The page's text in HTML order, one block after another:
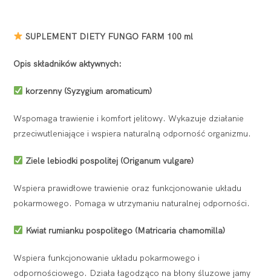
SUPLEMENT DIETY FUNGO FARM 100 ml
Opis składników aktywnych:
korzenny (Syzygium aromaticum)
Wspomaga trawienie i komfort jelitowy. Wykazuje działanie
przeciwutleniające i wspiera naturalną odporność organizmu.
Ziele lebiodki pospolitej (Origanum vulgare)
Wspiera prawidłowe trawienie oraz funkcjonowanie układu
pokarmowego. Pomaga w utrzymaniu naturalnej odporności.
Kwiat rumianku pospolitego (Matricaria chamomilla)
Wspiera funkcjonowanie układu pokarmowego i
odpornościowego. Działa łagodząco na błony śluzowe jamy